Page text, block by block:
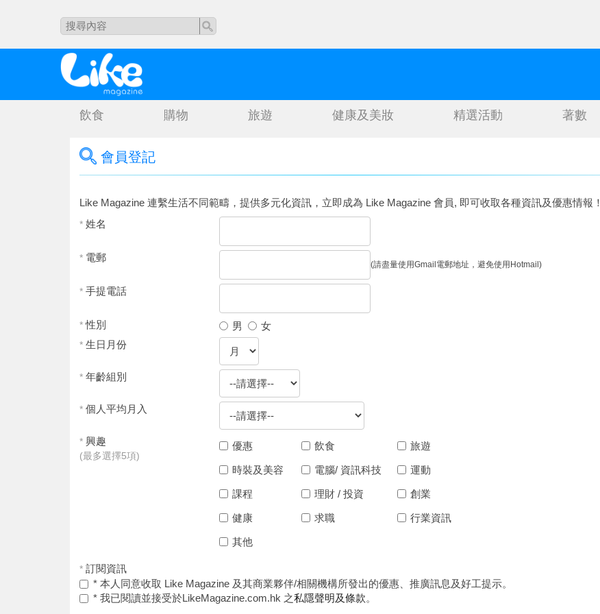
飲食 購物 旅遊 健康及美妝 精選活動 著數
會員登記
Like Magazine 連繫生活不同範疇，提供多元化資訊，立即成為 Like Magazine 會員, 即可收取各種資訊及優惠情報！
* 姓名
* 電郵
(請盡量使用Gmail電郵地址，避免使用Hotmail)
* 手提電話
* 性別 男 女
* 生日月份
* 年齡組別
* 個人平均月入
* 興趣
(最多選擇5項)
優惠 飲食 旅遊
時裝及美容 電腦/ 資訊科技 運動
課程 理財 / 投資 創業
健康 求職 行業資訊
其他
* 訂閱資訊
* 本人同意收取 Like Magazine 及其商業夥伴/相關機構所發出的優惠、推廣訊息及好工提示。
* 我已閱讀並接受於LikeMagazine.com.hk 之私隱聲明及條款。